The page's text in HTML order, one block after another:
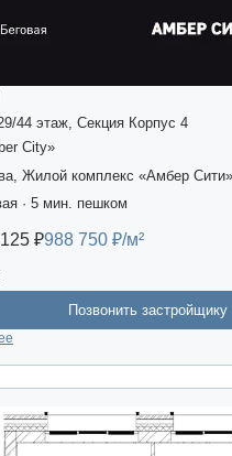
44 этаж, Секция Корпус 4
Сity»
Жилой комплекс «Амбер Сити»
· 5 мин. пешком
₽988 750 ₽/м²
Позвонить застройщику